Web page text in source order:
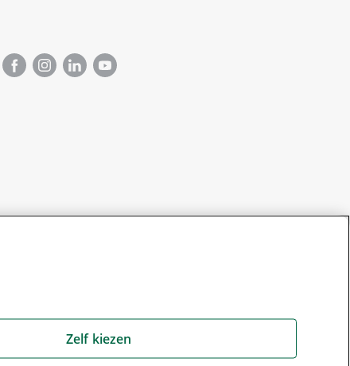
Zelf kiezen